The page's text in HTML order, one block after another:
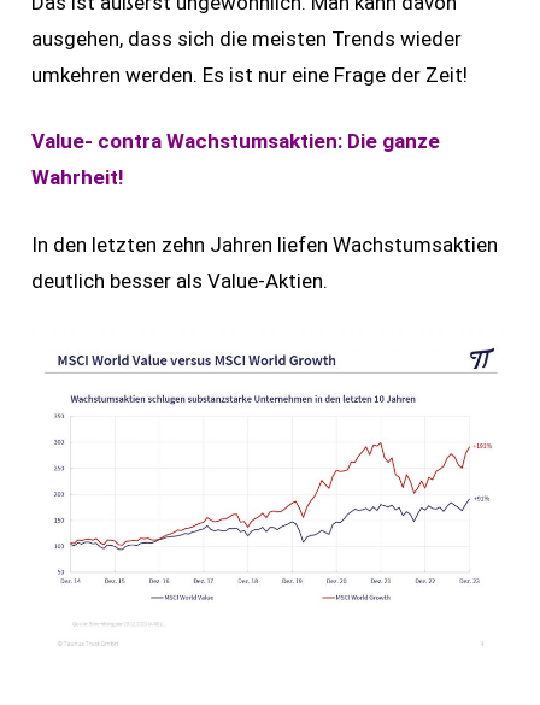
ausgehen, dass sich die meisten Trends wieder
umkehren werden. Es ist nur eine Frage der Zeit!
Value- contra Wachstumsaktien: Die ganze
Wahrheit!
In den letzten zehn Jahren liefen Wachstumsaktien
deutlich besser als Value-Aktien.